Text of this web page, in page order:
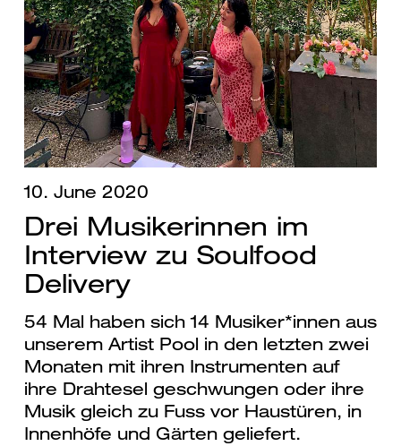
10. June 2020
Drei Musikerinnen im
Interview zu Soulfood
Delivery
54 Mal haben sich 14 Musiker*innen aus
unserem Artist Pool in den letzten zwei
Monaten mit ihren Instrumenten auf
ihre Drahtesel geschwungen oder ihre
Musik gleich zu Fuss vor Haustüren, in
Innenhöfe und Gärten geliefert.